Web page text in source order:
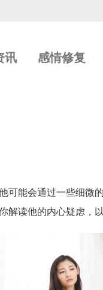
讯 感情修复
可能会通过一些细微
读他的内心疑虑，